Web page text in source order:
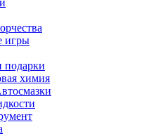
игры
подарки
химия